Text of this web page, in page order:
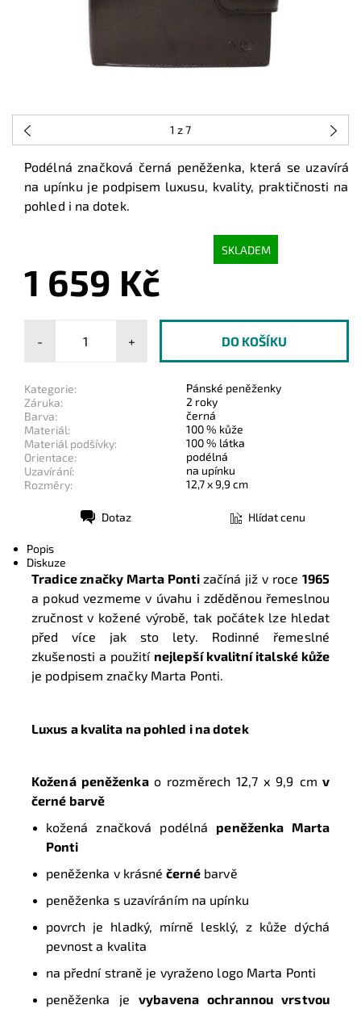
1 z 7
Podélná značková černá peněženka, která se uzavírá
na upínku je podpisem luxusu, kvality, praktičnosti na
pohled i na dotek.
SKLADEM
1 659 Kč
- +
Kategorie:
Pánské peněženky
Záruka:
2 roky
Barva:
černá
Materiál:
100 % kůže
Materiál podšívky:
100 % látka
Orientace:
podélná
Uzavírání:
na upínku
Rozměry:
12,7 x 9,9 cm
Dotaz Hlídat cenu
Popis
Diskuze
Tradice značky Marta Ponti začíná již v roce 1965
a pokud vezmeme v úvahu i zděděnou řemeslnou
zručnost v kožené výrobě, tak počátek lze hledat
před více jak sto lety. Rodinné řemeslné
zkušenosti a použití nejlepší kvalitní italské kůže
je podpisem značky Marta Ponti.
Luxus a kvalita na pohled i na dotek
Kožená peněženka o rozměrech12,7 x 9,9 cm v
černé barvě
kožená značková podélná peněženka Marta
Ponti
peněženka v krásné černé barvě
peněženka s uzavíráním na upínku
povrch je hladký, mírně lesklý, z kůže dýchá
pevnost a kvalita
na přední straně je vyraženo logo Marta Ponti
peněženka jevybavena ochrannou vrstvou